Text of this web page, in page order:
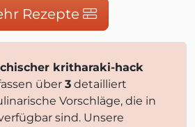
Rezepte
kritharaki-hack
über 3 detailliert
Vorschläge, die in
sind. Unsere